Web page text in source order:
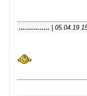
…….…….. 05.04.19